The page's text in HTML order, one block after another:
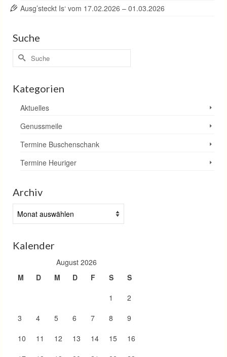
Ausg’steckt Is‘ vom 17.02.2026 – 01.03.2026
Suche
Suche
nach:
Kategorien
Aktuelles
Genussmeile
Termine Buschenschank
Termine Heuriger
Archiv
Kalender
August 2026
M
D M D F S
S
1
2
3
4 5 6 7 8
9
10
11 12 13 14 15
16